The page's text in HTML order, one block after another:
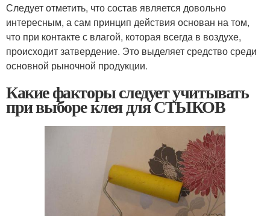
Следует отметить, что состав является довольно
интересным, а сам принцип действия основан на том,
что при контакте с влагой, которая всегда в воздухе,
происходит затвердение. Это выделяет средство среди
основной рыночной продукции.
Какие факторы следует учитывать
при выборе клея для СТЫКОВ